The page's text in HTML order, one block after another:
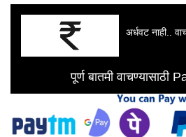
अर्धवट नाही..
पूर्ण बातमी वाचण्यासाठी